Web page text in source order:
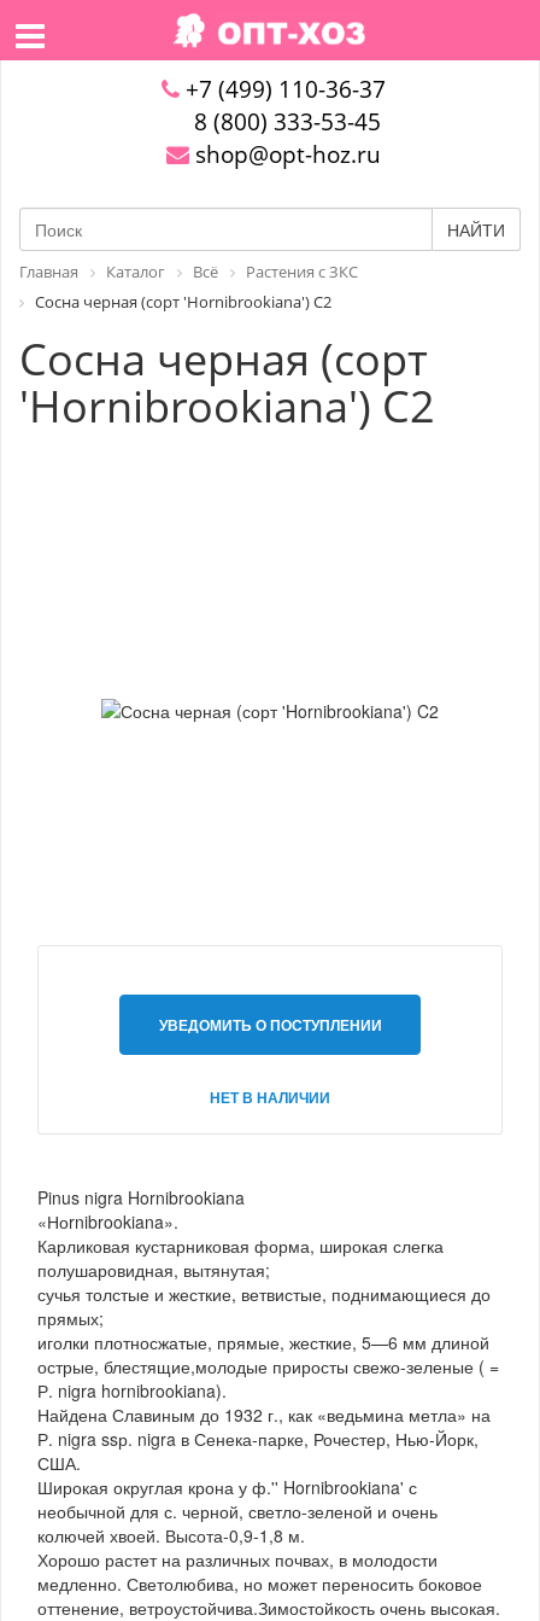
+7 (499) 110-36-37
8 (800) 333-53-45
shop@opt-hoz.ru
НАЙТИ
Главная Каталог Всё
Растения с ЗКС
Сосна черная (сорт 'Hornibrookiana') C2
Сосна черная (сорт
'Hornibrookiana') C2
УВЕДОМИТЬ О ПОСТУПЛЕНИИ
НЕТ В НАЛИЧИИ
Pinus nigra Hornibrookiana
«Ноrnibrookiana».
Карликовая кустарниковая форма, широкая слегка
полушаровидная, вытянутая;
сучья толстые и жесткие, ветвистые, поднимающиеся до
прямых;
иголки плотносжатые, прямые, жесткие, 5—6 мм длиной
острые, блестящие,молодые приросты свежо-зеленые ( =
Р. nigra hornibrookiana).
Найдена Славиным до 1932 г., как «ведьмина метла» на
Р. nigra ssр. nigra в Сенека-парке, Рочестер, Нью-Йорк,
США.
Широкая округлая крона у ф.'' Hornibrookiana' с
необычной для с. черной, светло-зеленой и очень
колючей хвоей. Высота-0,9-1,8 м.
Хорошо растет на различных почвах, в молодости
медленно. Светолюбива, но может переносить боковое
оттенение, ветроустойчива.Зимостойкость очень высокая.